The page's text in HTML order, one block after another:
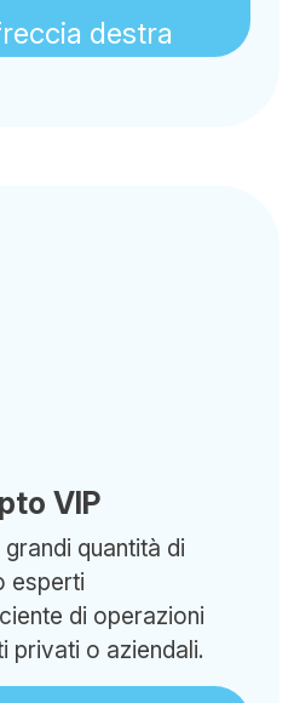
VIP
quantità di
esperti
di operazioni
privati o aziendali.